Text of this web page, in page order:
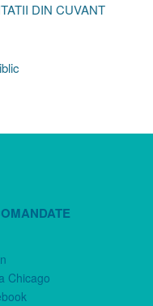
DIN CUVANT
Chicago